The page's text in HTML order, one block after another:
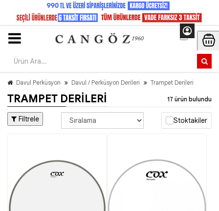
Davul Perküsyon Davul / Perküsyon Derileri Trampet Derileri
TRAMPET DERILERI 17 ürün bulundu
Filtrele Stoktakiler